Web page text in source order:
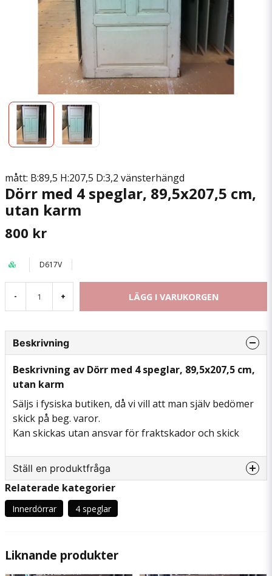
mått: B:89,5 H:207,5 D:3,2 vänsterhängd
Dörr med 4 speglar, 89,5x207,5 cm,
utan karm
800 kr
D617V
- + LÄGG I VARUKORGEN
Beskrivning
Beskrivning av Dörr med 4 speglar, 89,5x207,5 cm,
utan karm
Säljs i fysiska butiken, då vi vill att man själv bedömer
skick på beg. varor.
Kan skickas utan ansvar för fraktskador och skick
Ställ en produktfråga
Fråga oss något om denna produkten...
name
Relaterade kategorier
Innerdörrar 4 speglar
Liknande produkter